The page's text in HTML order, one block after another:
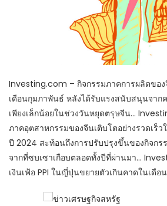
Investing.com – กิจกรรมภาคการผลิตขอ
เดือนกุมภาพันธ์ หลังได้รับแรงสนับสนุนจาก
เพียงเล็กน้อยในช่วงวันหยุดตรุษจีน…
ภาคอุตสาหกรรมของจีนเติบโตอย่างรวดเร็ว
ปี 2024 สะท้อนถึงการปรับปรุงขึ้นของกิจกร
จากที่ซบเซาเกือบตลอดทั้งปีที่ผ่านมา…
เงินเฟ้อ PPI ในญี่ปุ่นขยายตัวเกินคาดในเดื